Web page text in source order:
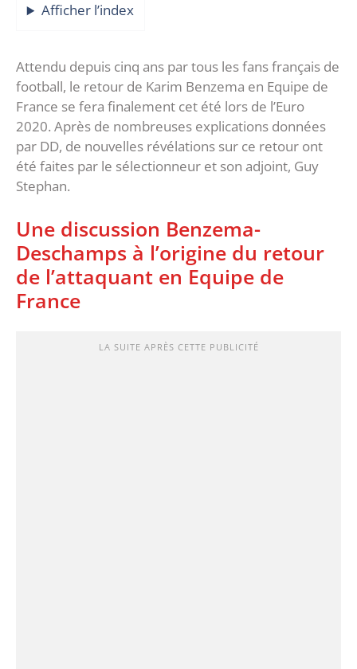
Afficher l’index
Attendu depuis cinq ans par tous les fans français de
football, le retour de Karim Benzema en Equipe de
France se fera finalement cet été lors de l’Euro
2020. Après de nombreuses explications données
par DD, de nouvelles révélations sur ce retour ont
été faites par le sélectionneur et son adjoint, Guy
Stephan.
Une discussion Benzema-
Deschamps à l’origine du retour
de l’attaquant en Equipe de
France
LA SUITE APRÈS CETTE PUBLICITÉ